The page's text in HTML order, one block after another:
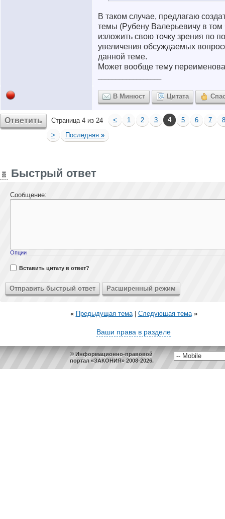
В таком случае, предлагаю
темы (Рубену Валерьевичу в том
изложить свою точку зрения по
увеличения обсуждаемых
данной теме.
Может вообще тему
В Минюст Цитата
Ответить Страница 4 из 24 < 1 2 3 4 5 6 7
8
>
Последняя »
Быстрый ответ
Сообщение:
Опции
Вставить цитату в ответ?
« Предыдущая тема| Следующая тема »
Ваши права в разделе
© Информационно-правовой
портал «ЗАКОНИЯ» 2008-2026.